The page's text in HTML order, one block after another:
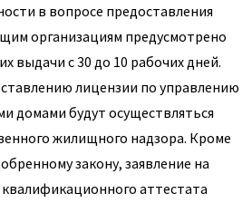
в вопросе предоставления
организациям предусмотрено
выдачи с 30 до 10 рабочих дней.
лицензии по управлению
домами будут осуществляться
жилищного надзора. Кроме
закону, заявление на
аттестата